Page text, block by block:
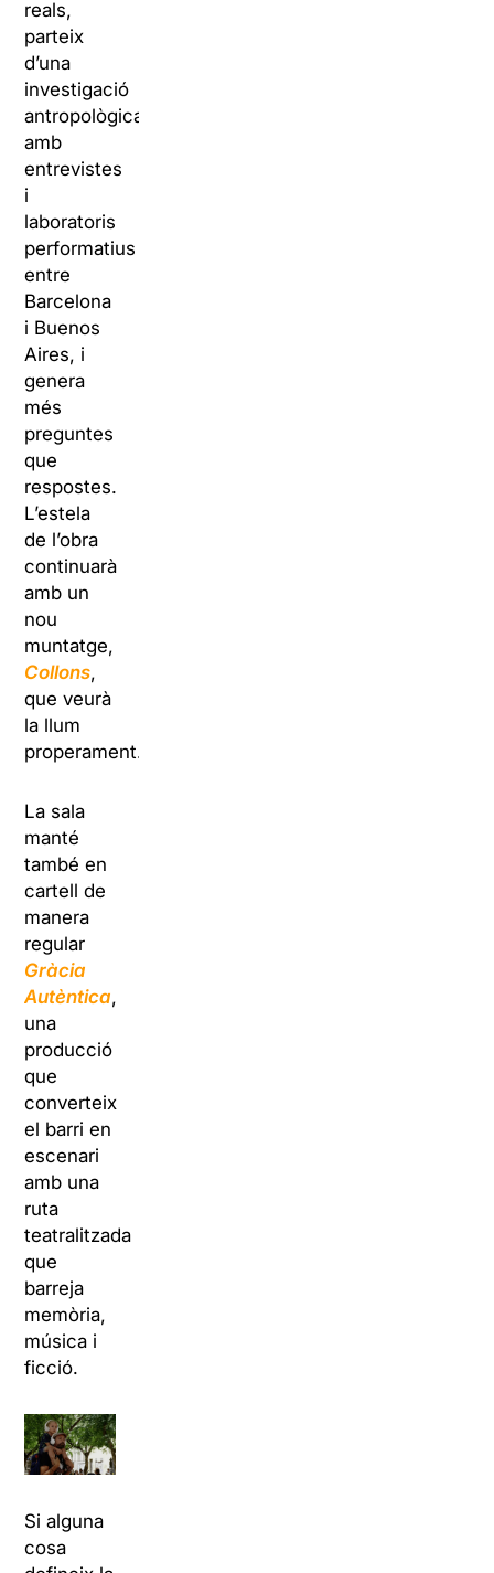
reals,
parteix
d’una
investigació
antropològica
amb
entrevistes
i
laboratoris
performatius
entre
Barcelona
i Buenos
Aires, i
genera
més
preguntes
que
respostes.
L’estela
de l’obra
continuarà
amb un
nou
muntatge,
Collons,
que veurà
la llum
properament.
La sala
manté
també en
cartell de
manera
regular
Gràcia
Autèntica,
una
producció
que
converteix
el barri en
escenari
amb una
ruta
teatralitzada
que
barreja
memòria,
música i
ficció.
Si alguna
cosa